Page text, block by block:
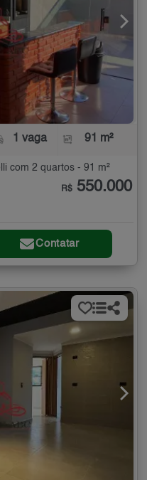
1 vaga 91 m²
com 2 quartos - 91 m²
R$ 550.000
Contatar